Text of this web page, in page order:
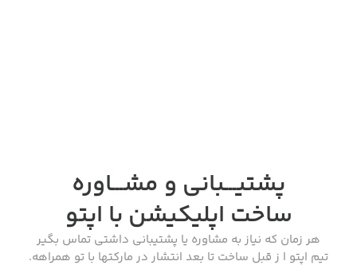
پشتیـــبانی و مشـــاوره
ساخت اپلیکیشنبا اپتو
هر زمان که نیاز به مشاوره یا پشتیبانی داشتی تماس بگیر
تیم اپتو ا ز قبل ساخت تا بعد انتشار در مارکتها با تو همراهه.